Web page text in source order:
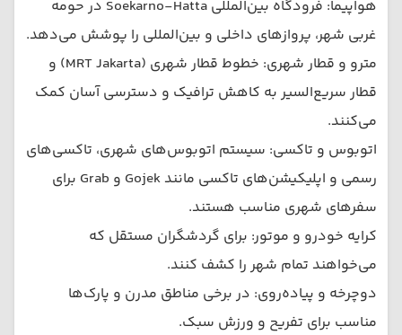
هواپیما: فرودگاه بین‌المللی Soekarno-Hatta در حومه
غربی شهر، پروازهای داخلی و بین‌المللی را پوشش می‌دهد.
مترو و قطار شهری: خطوط قطار شهری (MRT Jakarta) و
قطار سریع‌السیر به کاهش ترافیک و دسترسی آسان کمک
می‌کنند.
اتوبوس و تاکسی: سیستم اتوبوس‌های شهری، تاکسی‌های
رسمی و اپلیکیشن‌های تاکسی مانند Gojek و Grab برای
سفرهای شهری مناسب هستند.
کرایه خودرو و موتور: برای گردشگران مستقل که
می‌خواهند تمام شهر را کشف کنند.
دوچرخه و پیاده‌روی: در برخی مناطق مدرن و پارک‌ها
مناسب برای تفریح و ورزش سبک.